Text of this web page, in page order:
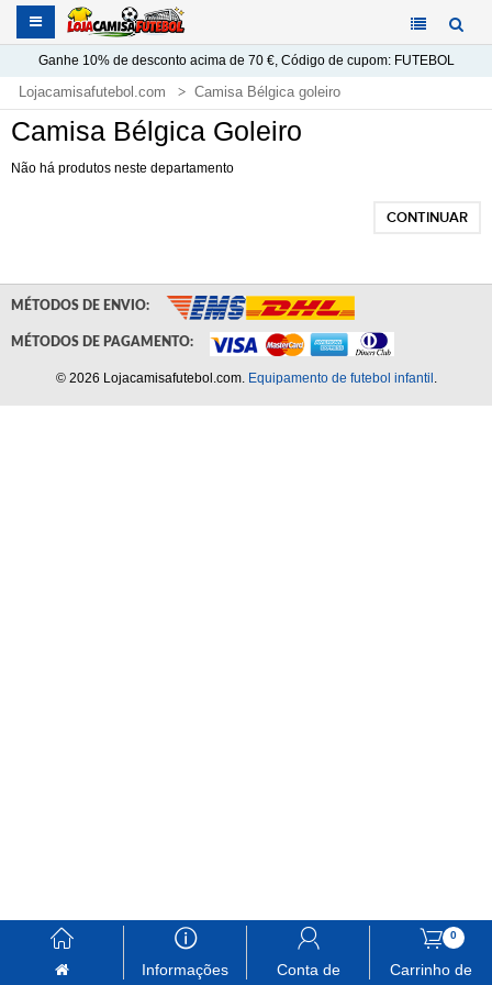
Ganhe 10%de desconto acima de 70 €, Código de cupom: FUTEBOL
Lojacamisafutebol.com Camisa Bélgica goleiro
Camisa Bélgica Goleiro
Não há produtos neste departamento
CONTINUAR
󰃱 󰈢
Informações
󰃳
Conta de
0
󰃦
Carrinho de
MÉTODOS DE ENVIO:
MÉTODOS DE PAGAMENTO:
© 2026 Lojacamisafutebol.com. Equipamento de futebol infantil .